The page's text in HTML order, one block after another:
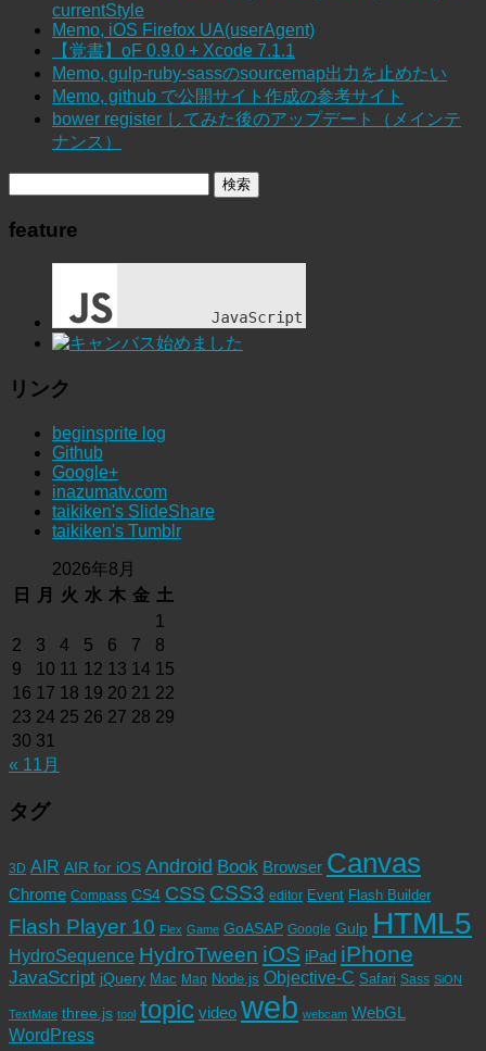
currentStyle
Memo, iOS Firefox UA(userAgent)
【覚書】oF 0.9.0 + Xcode 7.1.1
Memo, gulp-ruby-sassのsourcemap出力を止めたい
Memo, github で公開サイト作成の参考サイト
bower register してみた後のアップデート（メインテ
ナンス）
feature
リンク
beginsprite log
Github
Google+
inazumatv.com
taikiken's SlideShare
taikiken's Tumblr
2026年8月
日
月 火 水 木 金 土
1
2
3 4 5 6 7
8
9
10 11 12 13 14 15
16 17 18 19 20 21 22
23 24 25 26 27 28 29
30 31
« 11月
タグ
3D AIR AIR for iOS Android Book Browser Canvas
Chrome Compass CS4 CSS CSS3 editor Event Flash Builder
Flash Player 10 Flex Game GoASAP Google Gulp HTML5
HydroSequence HydroTween iOS iPad iPhone
JavaScript jQuery Mac Map Node.js Objective-C Safari Sass SiON
TextMate three.js tool topic video web webcam WebGL
WordPress